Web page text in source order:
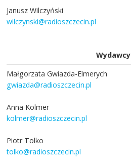
Janusz Wilczyński
wilczynski@radioszczecin.pl
Wydawcy
Małgorzata Gwiazda-Elmerych
gwiazda@radioszczecin.pl
Anna Kolmer
kolmer@radioszczecin.pl
Piotr Tolko
tolko@radioszczecin.pl